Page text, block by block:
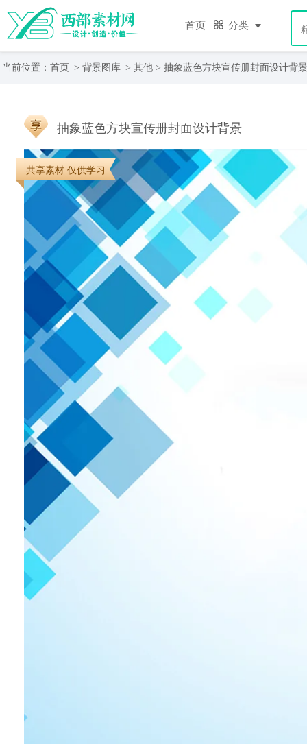
首页 分类
当前位置： 首页 > 背景图库 > 其他 > 抽象蓝色方块宣传册封面设计背景
共享素材 仅供学习
抽象蓝色方块宣传册封面设计背景